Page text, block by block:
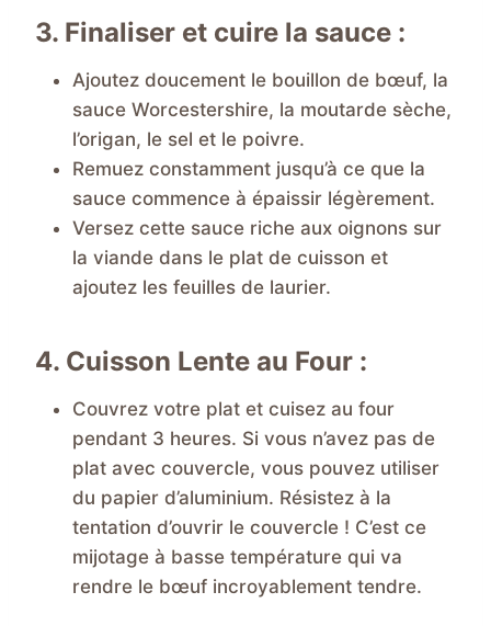
3. Finaliser et cuire la sauce :
Ajoutez doucement le bouillon de bœuf, la
sauce Worcestershire, la moutarde sèche,
l’origan, le sel et le poivre.
Remuez constamment jusqu’à ce que la
sauce commence à épaissir légèrement.
Versez cette sauce riche aux oignons sur
la viande dans le plat de cuisson et
ajoutez les feuilles de laurier.
4. Cuisson Lente au Four :
Couvrez votre plat et cuisez au four
pendant 3 heures. Si vous n’avez pas de
plat avec couvercle, vous pouvez utiliser
du papier d’aluminium. Résistez à la
tentation d’ouvrir le couvercle ! C’est ce
mijotage à basse température qui va
rendre le bœuf incroyablement tendre.